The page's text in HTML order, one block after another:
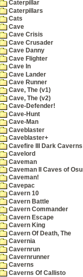
Caterpillar
Caterpillars
Cats
Cave
Cave Crisis
Cave Crusader
Cave Danny
Cave Flighter
Cave In
Cave Lander
Cave Runner
Cave, The (v1)
Cave, The (v2)
Cave-Defender!
Cave-Hunt
Cave-Man
Caveblaster
Caveblaster+
Cavefire III Dark Caverns
Cavelord
Caveman
Caveman II Caves of
Caveman!
Cavepac
Cavern 10
Cavern Battle
Cavern Commander
Cavern Escape
Cavern King
Cavern Of Death, The
Cavernia
Cavernrun
Cavernrunner
Caverns
Caverns Of Callisto